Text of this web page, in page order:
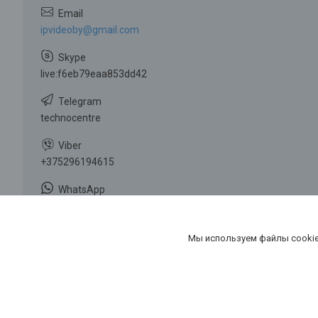
ipvideoby@gmail.com
live:f6eb79eaa853dd42
technocentre
+375296194615
Мы используем файлы